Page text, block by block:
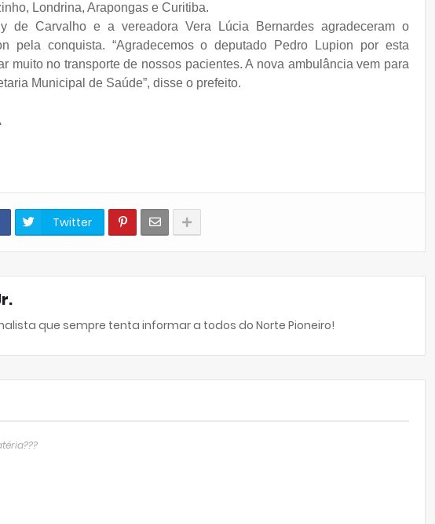
Londrina, Arapongas e Curitiba.
de Carvalho e a vereadora Vera Lúcia Bernardes agradeceram o
pela conquista. “Agradecemos o deputado Pedro Lupion por esta
muito no transporte de nossos pacientes. A nova ambulância vem para
Municipal de Saúde”, disse o prefeito.
Twitter
que sempre tenta informar a todos do Norte Pioneiro!